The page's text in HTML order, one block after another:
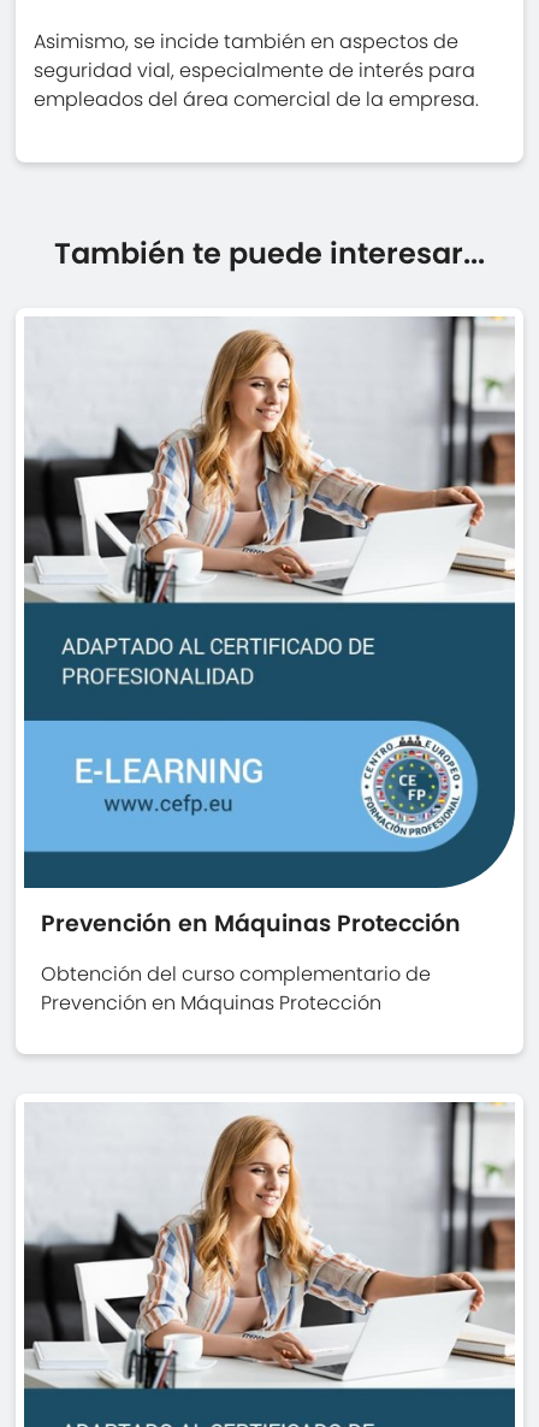
Asimismo, se incide también en aspectos de
seguridad vial, especialmente de interés para
empleados del área comercial de la empresa.
También te puede interesar...
Prevención en Máquinas Protección
Obtención del curso complementario de
Prevención en Máquinas Protección